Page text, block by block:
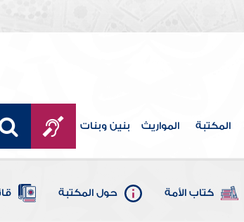
المكتبة المواريث بنين وبنات
كتاب الأمة حول المكتبة